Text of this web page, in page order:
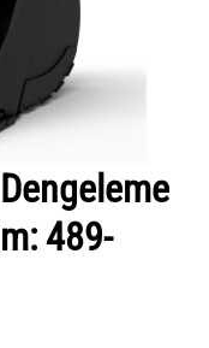
489-